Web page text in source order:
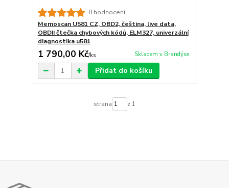
8 hodnocení
Memoscan U581 CZ, OBD2, čeština, live data,
OBDII čtečka chybových kódů, ELM327, univerzální
diagnostika u581
1 790,00 Kč/ks Skladem v Brandýse
Přidat do košíku
strana z 1